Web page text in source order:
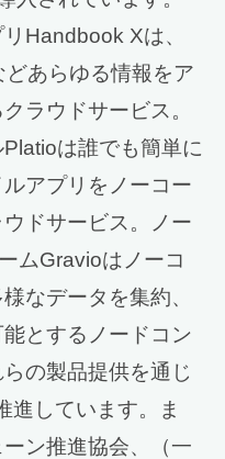
Handbook Xは、
あらゆる情報をア
ラウドサービス。
は誰でも簡単に
アプリをノーコー
ドサービス。ノー
ムGravioはノーコ
なデータを集約、
とするノードコン
の製品提供を通じ
進しています。ま
ン推進協会、（一